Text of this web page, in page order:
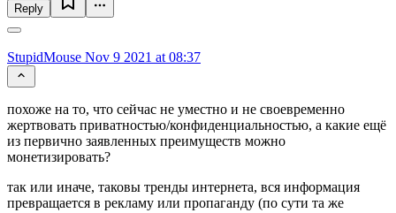
Reply
StupidMouse Nov 9 2021 at 08:37
похоже на то, что сейчас не уместно и не своевременно
жертвовать приватностью/конфиденциальностью, а какие ещё
из первично заявленных преимуществ можно
монетизировать?
так или иначе, таковы тренды интернета, вся информация
превращается в рекламу или пропаганду (по сути та же